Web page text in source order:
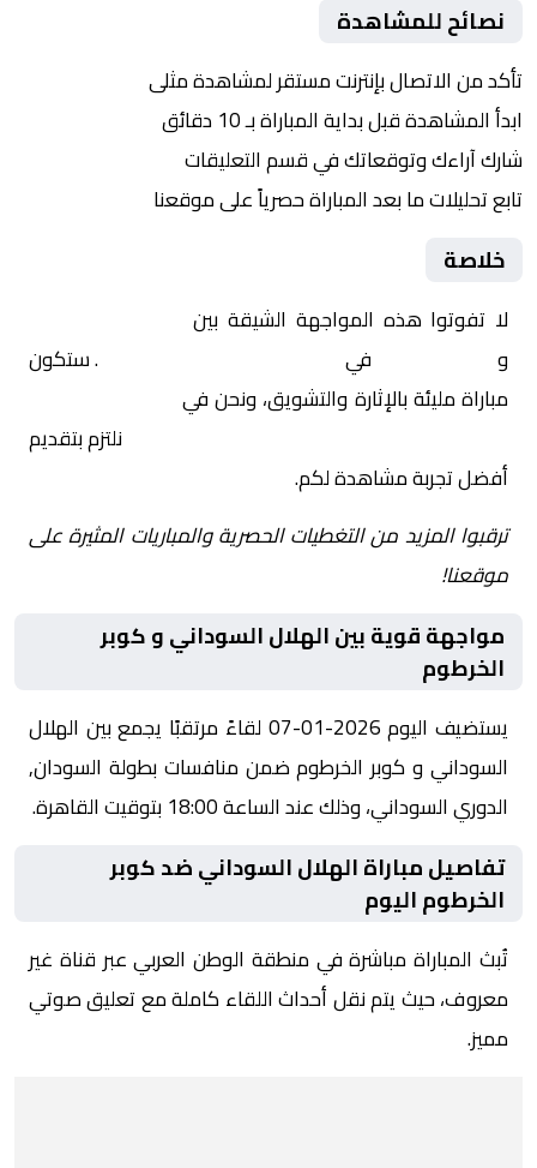
نصائح للمشاهدة
تأكد من الاتصال بإنترنت مستقر لمشاهدة مثلى
ابدأ المشاهدة قبل بداية المباراة بـ 10 دقائق
شارك آراءك وتوقعاتك في قسم التعليقات
تابع تحليلات ما بعد المباراة حصرياً على موقعنا
خلاصة
لا تفوتوا هذه المواجهة الشيقة بين
وكوبر الخرطوم في
. ستكون
مباراة مليئة بالإثارة والتشويق، ونحن في
نلتزم بتقديم
أفضل تجربة مشاهدة لكم.
ترقبوا المزيد من التغطيات الحصرية والمباريات المثيرة على
موقعنا!
مواجهة قوية بين الهلال السوداني و كوبر
الخرطوم
يستضيف اليوم 2026-01-07 لقاءً مرتقبًا يجمع بين الهلال
السوداني و كوبر الخرطوم ضمن منافسات بطولة السودان,
الدوري السوداني، وذلك عند الساعة 18:00 بتوقيت القاهرة.
تفاصيل مباراة الهلال السوداني ضد كوبر
الخرطوم اليوم
تُبث المباراة مباشرة في منطقة الوطن العربي عبر قناة غير
معروف، حيث يتم نقل أحداث اللقاء كاملة مع تعليق صوتي
مميز.